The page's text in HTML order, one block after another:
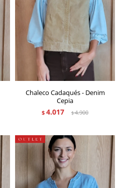
Chaleco Cadaqués - Denim
Cepia
$ 4.017 $4.900